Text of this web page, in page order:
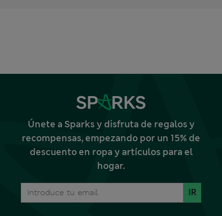
Únete a Sparks y disfruta de regalos y
recompensas, empezando por un 15% de
descuento en ropa y artículos para el
hogar.
IR